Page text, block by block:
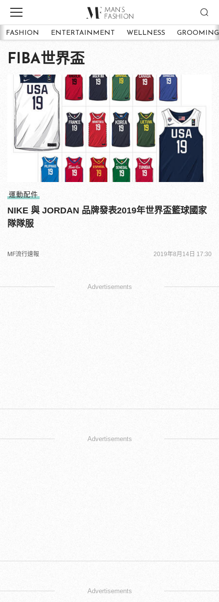
FASHION ENTERTAINMENT WELLNESS GROOMING
FIBA世界盃
運動配件
NIKE 與 JORDAN 品牌發表2019年世界盃籃球國家
隊隊服
MF流行速報 2019年8月14日 17:30
Advertisements
Advertisements
Advertisements